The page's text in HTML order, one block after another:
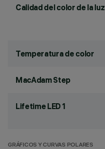
Calidad del color de la luz
Temperatura de color
MacAdam Step
Lifetime LED 1
GRÁFICOS Y CURVAS POLARES